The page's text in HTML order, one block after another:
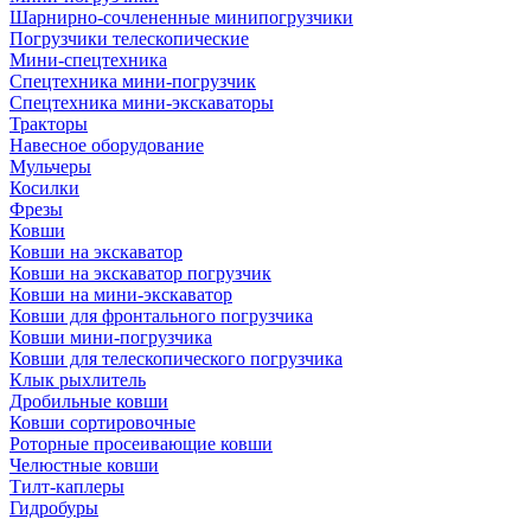
Шарнирно-сочлененные минипогрузчики
Погрузчики телескопические
Мини-спецтехника
Спецтехника мини-погрузчик
Спецтехника мини-экскаваторы
Тракторы
Навесное оборудование
Мульчеры
Косилки
Фрезы
Ковши
Ковши на экскаватор
Ковши на экскаватор погрузчик
Ковши на мини-экскаватор
Ковши для фронтального погрузчика
Ковши мини-погрузчика
Ковши для телескопического погрузчика
Клык рыхлитель
Дробильные ковши
Ковши сортировочные
Роторные просеивающие ковши
Челюстные ковши
Тилт-каплеры
Гидробуры